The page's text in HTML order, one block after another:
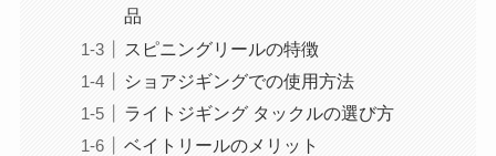
品
スピニングリールの特徴
ショアジギングでの使用方法
ライトジギング タックルの選び方
ベイトリールのメリット